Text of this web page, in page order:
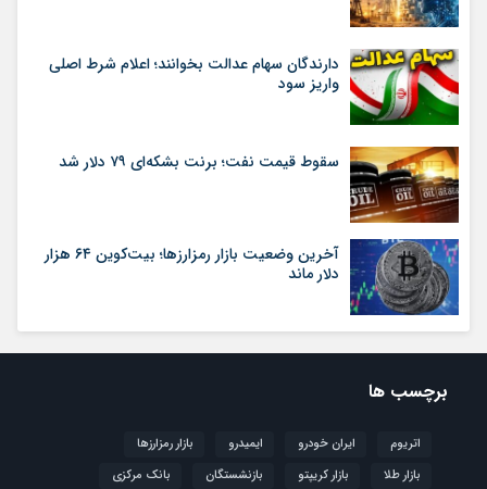
دارندگان سهام عدالت بخوانند؛ اعلام شرط اصلی
واریز سود
سقوط قیمت نفت؛ برنت بشکه‌ای ۷۹ دلار شد
آخرین وضعیت بازار رمزارزها؛ بیت‌کوین ۶۴ هزار
دلار ماند
برچسب ها
اتریوم ایران خودرو ایمیدرو
بازار رمزارزها
بازار طلا
بازار کریپتو بازنشستگان
بانک مرکزی